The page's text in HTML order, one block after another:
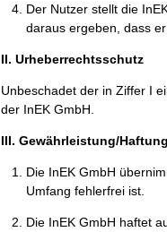
Der Nutzer stellt die
daraus ergeben, dass
II. Urheberrechtsschutz
Unbeschadet der in Ziffer I
der InEK GmbH.
III. Gewährleistung/Haftung
Die InEK GmbH
Umfang fehlerfrei ist.
Die InEK GmbH haftet